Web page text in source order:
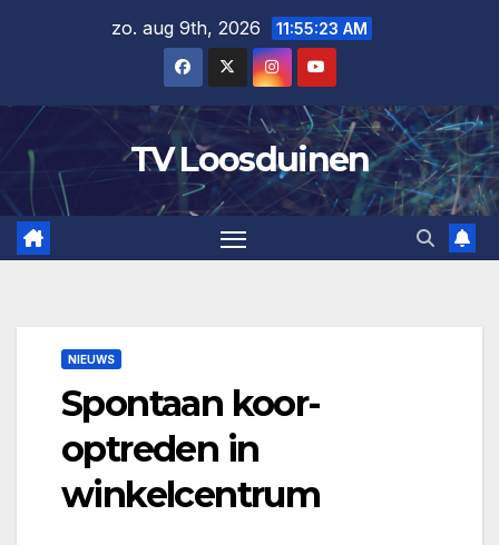
inhoud
zo. aug 9th, 2026 11:55:24 AM
TV Loosduinen
NIEUWS
Spontaan koor-
optreden in
winkelcentrum